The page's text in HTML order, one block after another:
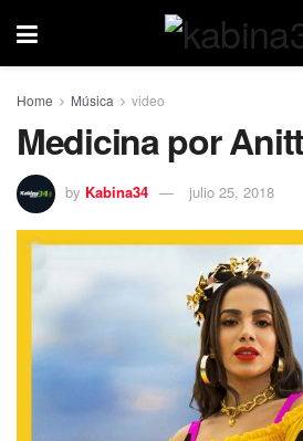
Home Música video
Medicina por
by Kabina34 julio 25, 2018